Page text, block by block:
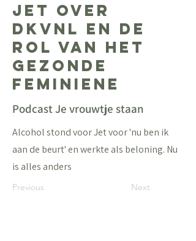
Jet over
DKVNL en de
rol van het
gezonde
feminiene
Podcast Je vrouwtje staan
Alcohol stond voor Jet voor 'nu ben ik
aan de beurt' en werkte als beloning. Nu
is alles anders
Previous Next